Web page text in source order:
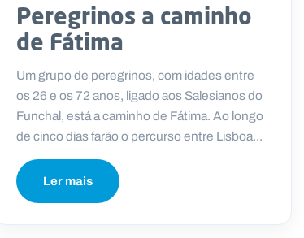
Peregrinos a caminho
de Fátima
Um grupo de peregrinos, com idades entre
os 26 e os 72 anos, ligado aos Salesianos do
Funchal, está a caminho de Fátima. Ao longo
de cinco dias farão o percurso entre Lisboa...
Ler mais